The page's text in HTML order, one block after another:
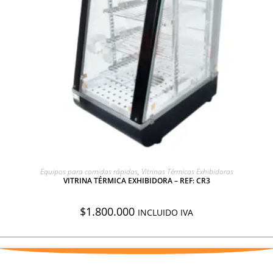
AGREGAR A COTIZACIÓN
Equipos para comidas rápidas, Vitrinas Térmicas Exhibidoras
VITRINA TÉRMICA EXHIBIDORA – REF: CR3
$1.800.000 INCLUIDO IVA